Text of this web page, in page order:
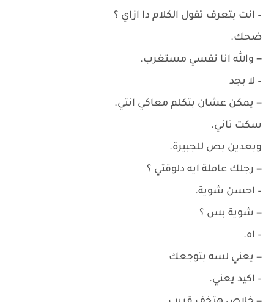
– انت بتعرف تقول الكلام دا ازاي ؟
ضحك.
= والله انا نفسي مستغرب.
– لا بجد
= يمكن عشان بتكلم معاكي انتي.
سكت تاني.
وبعدين بص للجبيرة.
= رجلك عاملة ايه دلوقتي ؟
– احسن شوية.
= شوية بس ؟
– اه.
= يعني لسه بتوجعك
– اكيد يعني.